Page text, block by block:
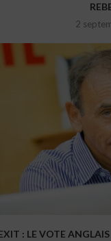
2
: LE VOTE